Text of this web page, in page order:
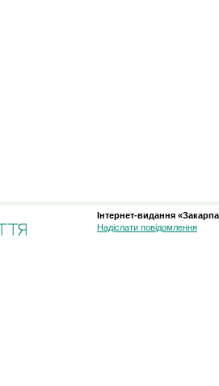
Інтернет-видання
Надіслати повідомлення